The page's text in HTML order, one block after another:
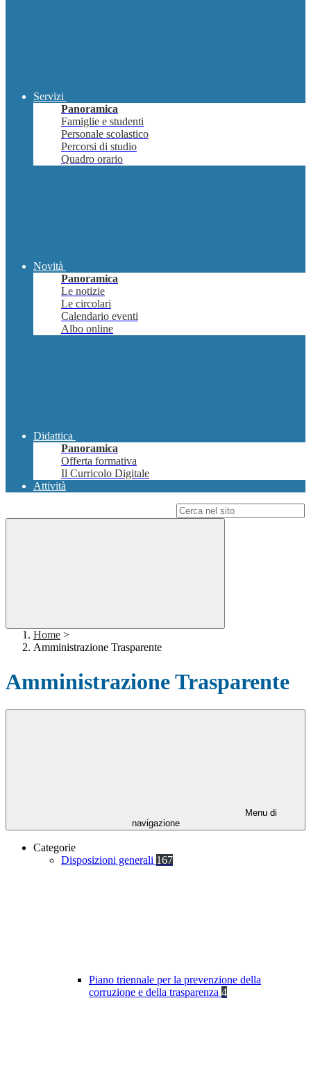
Servizi
Panoramica
Famiglie e studenti
Personale scolastico
Percorsi di studio
Quadro orario
Novità
Panoramica
Le notizie
Le circolari
Calendario eventi
Albo online
Didattica
Panoramica
Offerta formativa
Il Curricolo Digitale
Attività
Home >
Amministrazione Trasparente
Amministrazione Trasparente
Menu di
navigazione
Categorie
Disposizioni generali 167
Piano triennale per la prevenzione della
corruzione e della trasparenza 4